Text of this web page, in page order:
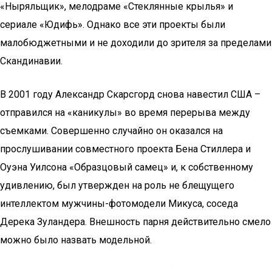
«Ныряльщик», мелодраме «Стеклянные крылья» и
сериале «Юдифь». Однако все эти проекты были
малобюджетными и не доходили до зрителя за пределами
Скандинавии.
В 2001 году Александр Скарсгорд снова навестил США –
отправился на «каникулы» во время перерыва между
съемками. Совершенно случайно он оказался на
прослушивании совместного проекта Бена Стиллера и
Оуэна Уилсона «Образцовый самец» и, к собственному
удивлению, был утвержден на роль не блещущего
интеллектом мужчины-фотомодели Микуса, соседа
Дерека Зуландера. Внешность парня действительно смело
можно было назвать модельной.